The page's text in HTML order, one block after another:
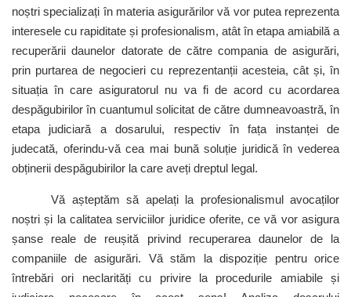
noștri specializați în materia asigurărilor vă vor putea reprezenta
interesele cu rapiditate și profesionalism, atât în etapa amiabilă a
recuperării daunelor datorate de către compania de asigurări,
prin purtarea de negocieri cu reprezentanții acesteia, cât și, în
situația în care asiguratorul nu va fi de acord cu acordarea
despăgubirilor în cuantumul solicitat de către dumneavoastră, în
etapa judiciară a dosarului, respectiv în fața instanței de
judecată, oferindu-vă cea mai bună soluție juridică în vederea
obținerii despăgubirilor la care aveți dreptul legal.
Vă așteptăm să apelați la profesionalismul avocaților
noștri și la calitatea serviciilor juridice oferite, ce vă vor asigura
șanse reale de reușită privind recuperarea daunelor de la
companiile de asigurări. Vă stăm la dispoziție pentru orice
întrebări ori neclarități cu privire la procedurile amiabile și